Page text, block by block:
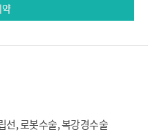
선, 로봇수술, 복강경수술